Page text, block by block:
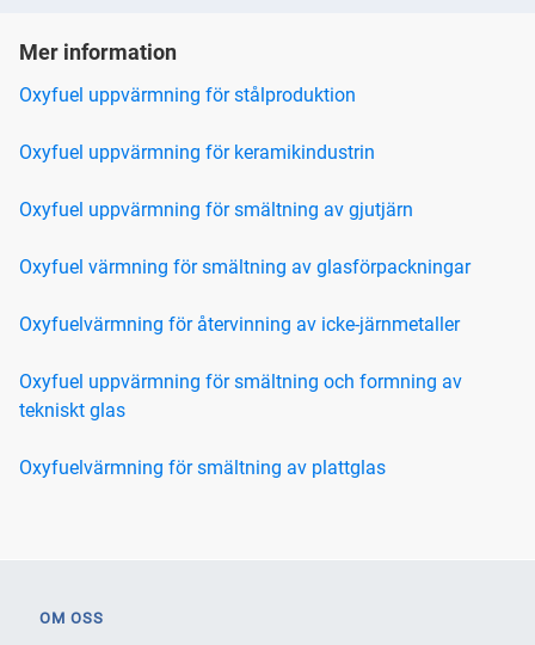
Mer information
Oxyfuel uppvärmning för stålproduktion
Oxyfuel uppvärmning för keramikindustrin
Oxyfuel uppvärmning för smältning av gjutjärn
Oxyfuel värmning för smältning av glasförpackningar
Oxyfuelvärmning för återvinning av icke-järnmetaller
Oxyfuel uppvärmning för smältning och formning av
tekniskt glas
Oxyfuelvärmning för smältning av plattglas
OM OSS